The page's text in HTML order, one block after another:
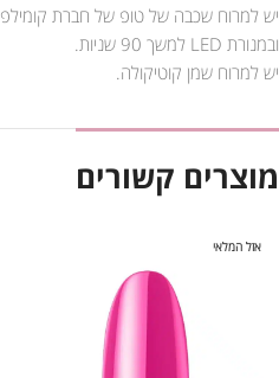
ובמנורת LED למשך 90 שניות.
יש למרוח שמן קוטיקולה.
מוצרים קשורים
אזל המלאי